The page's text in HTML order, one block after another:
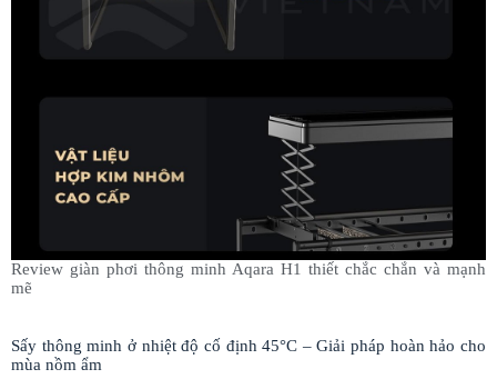
Review giàn phơi thông minh Aqara H1 thiết chắc chắn và mạnh
mẽ
Sấy thông minh ở nhiệt độ cố định 45°C – Giải pháp hoàn hảo cho
mùa nồm ẩm